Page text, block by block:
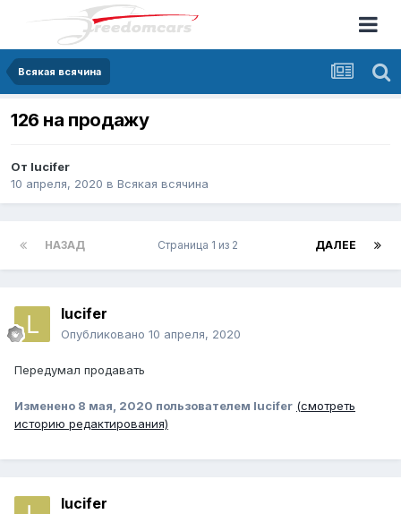
Всякая всячина
126 на продажу
От lucifer
10 апреля, 2020 в Всякая всячина
НАЗАД ДАЛЕЕ
Страница 1 из 2
lucifer
Опубликовано 10 апреля, 2020
Передумал продавать
Изменено 8 мая, 2020 пользователем lucifer (смотреть
историю редактирования)
lucifer